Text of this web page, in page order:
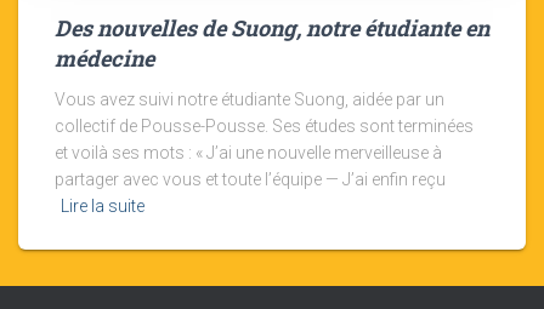
Des nouvelles de Suong, notre étudiante en
médecine
Vous avez suivi notre étudiante Suong, aidée par un
collectif de Pousse-Pousse. Ses études sont terminées
et voilà ses mots : « J’ai une nouvelle merveilleuse à
partager avec vous et toute l’équipe — J’ai enfin reçu
Lire la suite